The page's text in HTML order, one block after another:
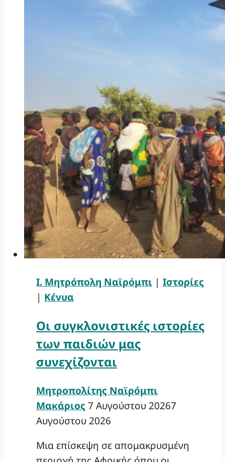
Ι. Μητρόπολη Ναϊρόμπι | Ιστορίες
| Κένυα
Οι συγκλονιστικές ιστορίες
των παιδιών μας
συνεχίζονται
Μητροπολίτης Ναϊρόμπι
Μακάριος 7 Αυγούστου 20267
Αυγούστου 2026
Μια επίσκεψη σε απομακρυσμένη